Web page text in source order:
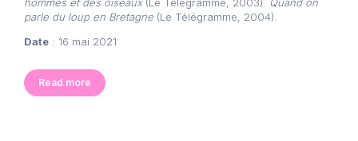
parle du loup en Bretagne (Le Télégramme, 2004).
Date : 16 mai 2021
Read more